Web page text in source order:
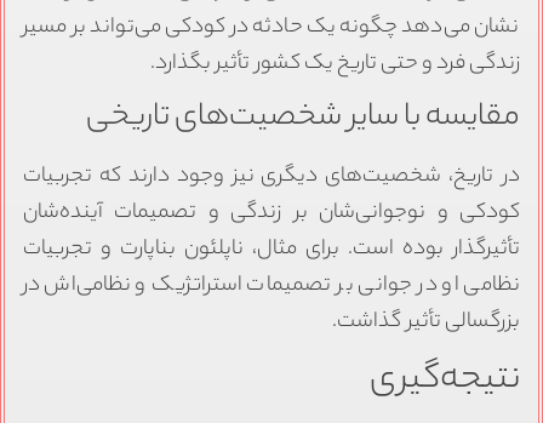
نشان می‌دهد چگونه یک حادثه در کودکی می‌تواند بر مسیر
زندگی فرد و حتی تاریخ یک کشور تأثیر بگذارد.
مقایسه با سایر شخصیت‌های تاریخی
در تاریخ، شخصیت‌های دیگری نیز وجود دارند که تجربیات
کودکی و نوجوانی‌شان بر زندگی و تصمیمات آینده‌شان
تأثیرگذار بوده است. برای مثال، ناپلئون بناپارت و تجربیات
نظامی او در جوانی بر تصمیمات استراتژیک و نظامی‌اش در
بزرگسالی تأثیر گذاشت.
نتیجه‌گیری